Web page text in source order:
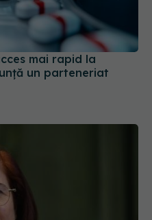
mai rapid la
un parteneriat